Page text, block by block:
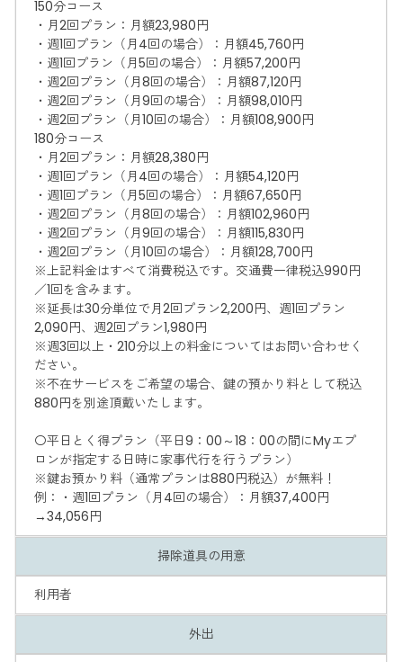
150分コース
・月2回プラン：月額23,980円
・週1回プラン（月4回の場合）：月額45,760円
・週1回プラン（月5回の場合）：月額57,200円
・週2回プラン（月8回の場合）：月額87,120円
・週2回プラン（月9回の場合）：月額98,010円
・週2回プラン（月10回の場合）：月額108,900円
180分コース
・月2回プラン：月額28,380円
・週1回プラン（月4回の場合）：月額54,120円
・週1回プラン（月5回の場合）：月額67,650円
・週2回プラン（月8回の場合）：月額102,960円
・週2回プラン（月9回の場合）：月額115,830円
・週2回プラン（月10回の場合）：月額128,700円
※上記料金はすべて消費税込です。交通費一律税込990円
／1回を含みます。
※延長は30分単位で月2回プラン2,200円、週1回プラン
2,090円、週2回プラン1,980円
※週3回以上・210分以上の料金についてはお問い合わせく
ださい。
※不在サービスをご希望の場合、鍵の預かり料として税込
880円を別途頂戴いたします。
〇平日とく得プラン（平日9：00～18：00の間にMyエプ
ロンが指定する日時に家事代行を行うプラン）
※鍵お預かり料（通常プランは880円税込）が無料！
例：・週1回プラン（月4回の場合）：月額37,400円
→34,056円
掃除道具の用意
利用者
外出